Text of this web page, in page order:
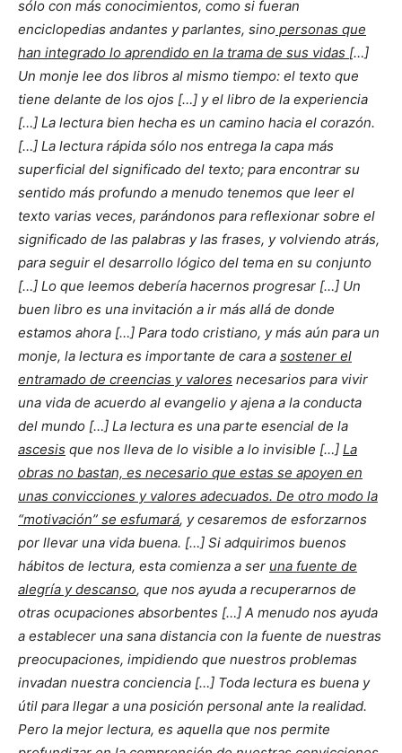
sólo con más conocimientos, como si fueran
enciclopedias andantes y parlantes, sino personas que
han integrado lo aprendido en la trama de sus vidas […]
Un monje lee dos libros al mismo tiempo: el texto que
tiene delante de los ojos […] y el libro de la experiencia
[…] La lectura bien hecha es un camino hacia el corazón.
[…] La lectura rápida sólo nos entrega la capa más
superficial del significado del texto; para encontrar su
sentido más profundo a menudo tenemos que leer el
texto varias veces, parándonos para reflexionar sobre el
significado de las palabras y las frases, y volviendo atrás,
para seguir el desarrollo lógico del tema en su conjunto
[…] Lo que leemos debería hacernos progresar […] Un
buen libro es una invitación a ir más allá de donde
estamos ahora […] Para todo cristiano, y más aún para un
monje, la lectura es importante de cara a sostener el
entramado de creencias y valores necesarios para vivir
una vida de acuerdo al evangelio y ajena a la conducta
del mundo […] La lectura es una parte esencial de la
ascesis que nos lleva de lo visible a lo invisible […] La
obras no bastan, es necesario que estas se apoyen en
unas convicciones y valores adecuados. De otro modo la
“motivación” se esfumará, y cesaremos de esforzarnos
por llevar una vida buena. […] Si adquirimos buenos
hábitos de lectura, esta comienza a ser una fuente de
alegría y descanso, que nos ayuda a recuperarnos de
otras ocupaciones absorbentes […] A menudo nos ayuda
a establecer una sana distancia con la fuente de nuestras
preocupaciones, impidiendo que nuestros problemas
invadan nuestra conciencia […] Toda lectura es buena y
útil para llegar a una posición personal ante la realidad.
Pero la mejor lectura, es aquella que nos permite